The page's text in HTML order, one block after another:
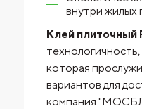
внутри жилых
Клей плиточный
которая
вариантов для
компания